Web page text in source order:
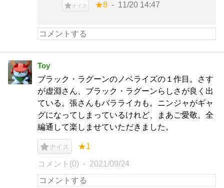
ナイス ★8 11/20 14:47
Toy
ブラック・ラグーンのノベライズの１作目。さす
が虚淵さん、ブラック・ラグーンらしさが良く出
ている。張さんもバラライカも。ニンジャがギャ
グになってしまっているけれど、まあご愛敬。全
編通して楽しませていただきました。
ナイス ★1
コメント(0) 2021/09/24